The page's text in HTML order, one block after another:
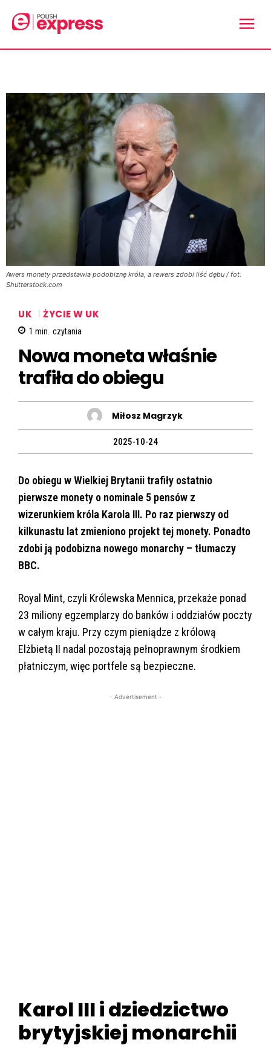
Awers monety przedstawia podobiznę króla, a rewers zdobi liść dębu / fot.
Shutterstock.com
UK ŻYCIE W UK
1 min. czytania
Nowa moneta właśnie
trafiła do obiegu
Miłosz Magrzyk
2025-10-24
Do obiegu w Wielkiej Brytanii trafiły ostatnio
pierwsze monety o nominale 5 pensów z
wizerunkiem króla Karola III. Po raz pierwszy od
kilkunastu lat zmieniono projekt tej monety. Ponadto
zdobi ją podobizna nowego monarchy – tłumaczy
BBC.
Royal Mint, czyli Królewska Mennica, przekaże ponad
23 miliony egzemplarzy do banków i oddziałów poczty
w całym kraju. Przy czym pieniądze z królową
Elżbietą II nadal pozostają pełnoprawnym środkiem
płatniczym, więc portfele są bezpieczne.
- Advertisement -
Karol III i dziedzictwo
brytyjskiej monarchii